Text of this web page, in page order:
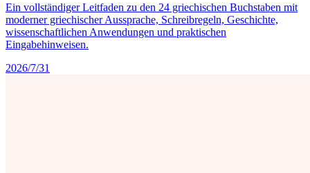
Ein vollständiger Leitfaden zu den 24 griechischen Buchstaben mit
moderner griechischer Aussprache, Schreibregeln, Geschichte,
wissenschaftlichen Anwendungen und praktischen
Eingabehinweisen.
2026/7/31